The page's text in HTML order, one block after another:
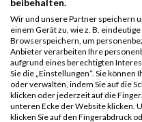
15581
Adamczak
3162
Heilig
3107
Schork
5888
Regneri
8971
Bien
beibehalten.
Wir und unsere Partner speichern
einem Gerät zu, wie z. B.
Browserspeichern, um
Anbieter verarbeiten Ihre
aufgrund eines berechtigten
Sie die „Einstellungen“. Sie
oder verwalten, indem Sie auf die
klicken oder jederzeit auf die
unteren Ecke der Website klicken.
klicken Sie auf den Fingerabdruck